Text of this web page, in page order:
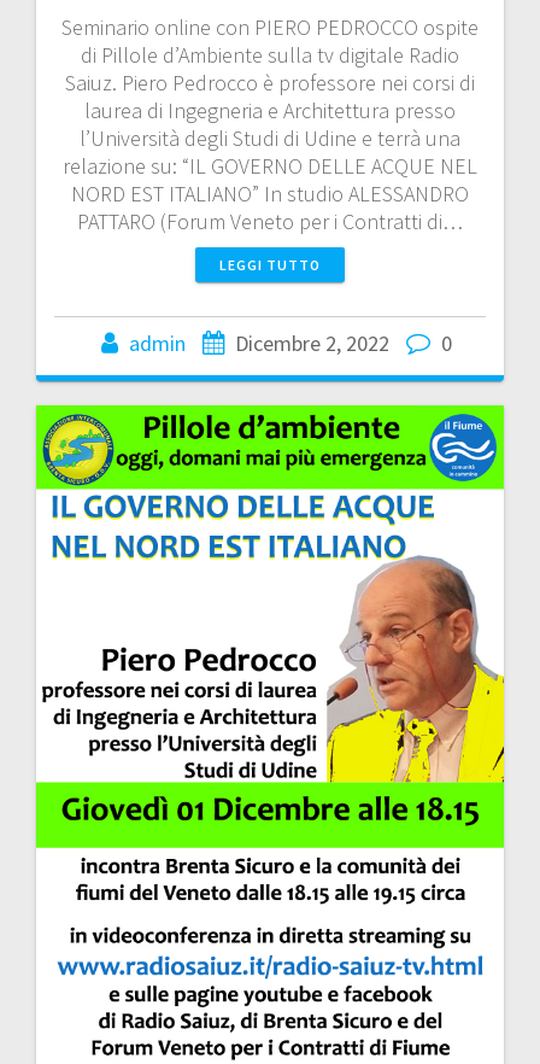
Seminario online con PIERO PEDROCCO ospite
di Pillole d’Ambiente sulla tv digitale Radio
Saiuz. Piero Pedrocco è professore nei corsi di
laurea di Ingegneria e Architettura presso
l’Università degli Studi di Udine e terrà una
relazione su: “IL GOVERNO DELLE ACQUE NEL
NORD EST ITALIANO” In studio ALESSANDRO
PATTARO (Forum Veneto per i Contratti di…
LEGGI TUTTO
admin Dicembre 2, 2022 0